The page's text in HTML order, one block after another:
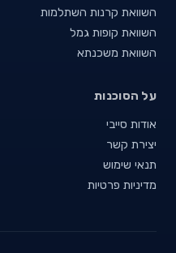
השוואת קרנות השתלמות
השוואת קופות גמל
השוואת משכנתא
על הסוכנות
אודות סייבי
יצירת קשר
תנאי שימוש
מדיניות פרטיות